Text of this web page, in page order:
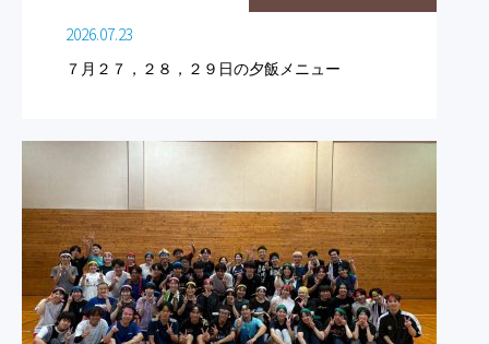
2026.07.23
７月２７，２８，２９日の夕飯メニュー